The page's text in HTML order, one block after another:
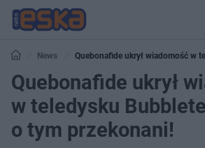
News
Quebonafide ukrył wiadomość w
o tym przekonani!
Quebonafide ukrył
w teledysku
o tym przekonani!